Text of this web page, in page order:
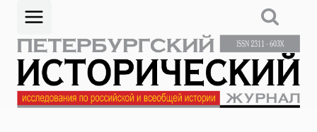
Перейти
содержимому